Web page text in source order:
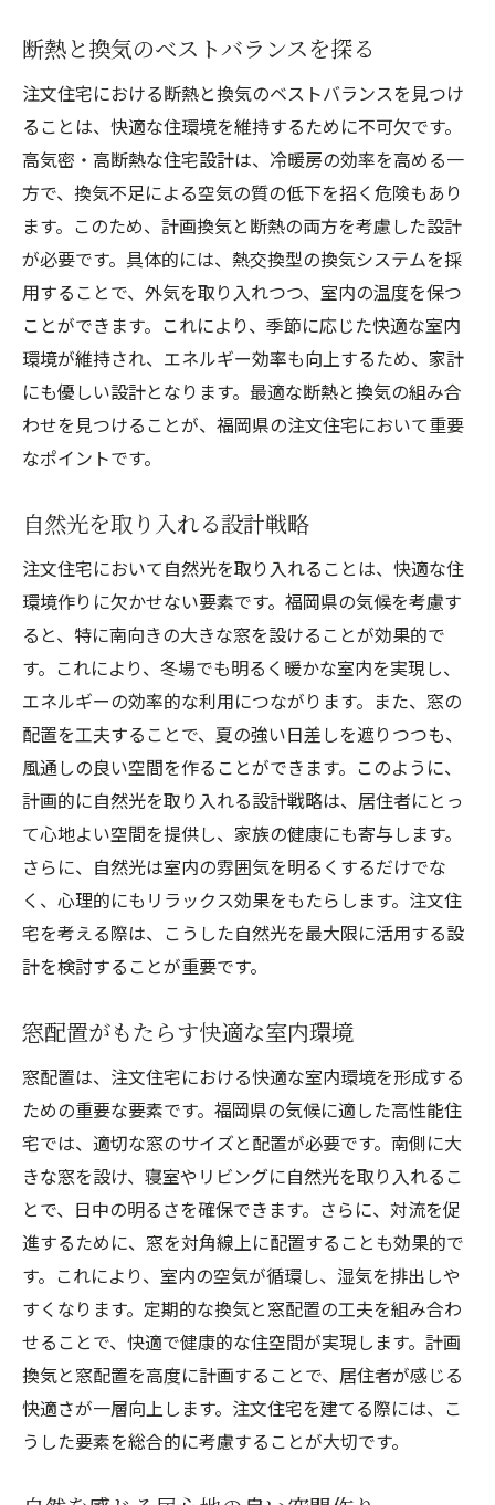
断熱と換気のベストバランスを探る
注文住宅における断熱と換気のベストバランスを見つけ
ることは、快適な住環境を維持するために不可欠です。
高気密・高断熱な住宅設計は、冷暖房の効率を高める一
方で、換気不足による空気の質の低下を招く危険もあり
ます。このため、計画換気と断熱の両方を考慮した設計
が必要です。具体的には、熱交換型の換気システムを採
用することで、外気を取り入れつつ、室内の温度を保つ
ことができます。これにより、季節に応じた快適な室内
環境が維持され、エネルギー効率も向上するため、家計
にも優しい設計となります。最適な断熱と換気の組み合
わせを見つけることが、福岡県の注文住宅において重要
なポイントです。
自然光を取り入れる設計戦略
注文住宅において自然光を取り入れることは、快適な住
環境作りに欠かせない要素です。福岡県の気候を考慮す
ると、特に南向きの大きな窓を設けることが効果的で
す。これにより、冬場でも明るく暖かな室内を実現し、
エネルギーの効率的な利用につながります。また、窓の
配置を工夫することで、夏の強い日差しを遮りつつも、
風通しの良い空間を作ることができます。このように、
計画的に自然光を取り入れる設計戦略は、居住者にとっ
て心地よい空間を提供し、家族の健康にも寄与します。
さらに、自然光は室内の雰囲気を明るくするだけでな
く、心理的にもリラックス効果をもたらします。注文住
宅を考える際は、こうした自然光を最大限に活用する設
計を検討することが重要です。
窓配置がもたらす快適な室内環境
窓配置は、注文住宅における快適な室内環境を形成する
ための重要な要素です。福岡県の気候に適した高性能住
宅では、適切な窓のサイズと配置が必要です。南側に大
きな窓を設け、寝室やリビングに自然光を取り入れるこ
とで、日中の明るさを確保できます。さらに、対流を促
進するために、窓を対角線上に配置することも効果的で
す。これにより、室内の空気が循環し、湿気を排出しや
すくなります。定期的な換気と窓配置の工夫を組み合わ
せることで、快適で健康的な住空間が実現します。計画
換気と窓配置を高度に計画することで、居住者が感じる
快適さが一層向上します。注文住宅を建てる際には、こ
うした要素を総合的に考慮することが大切です。